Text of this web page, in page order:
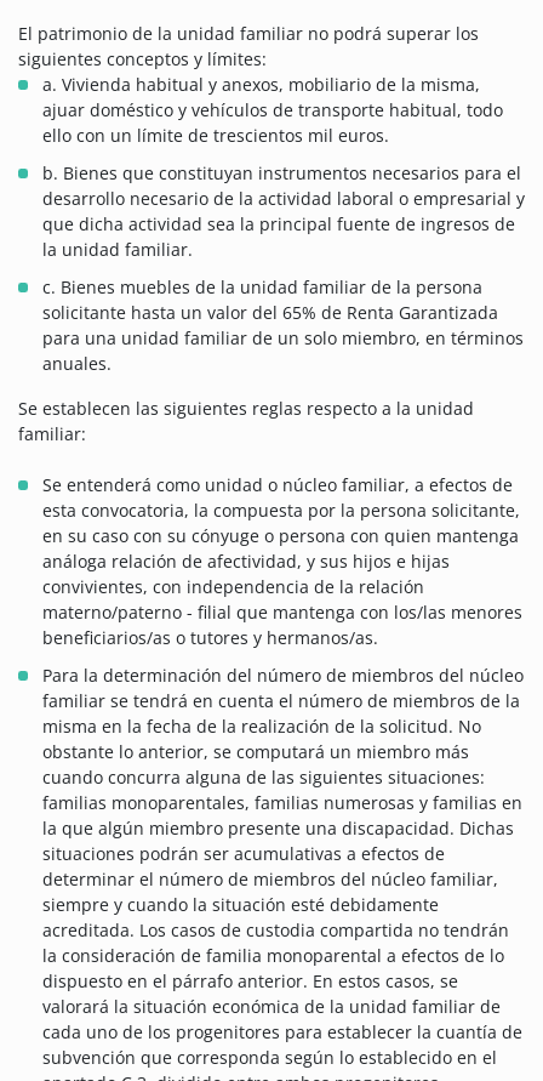
El patrimonio de la unidad familiar no podrá superar los
siguientes conceptos y límites:
a. Vivienda habitual y anexos, mobiliario de la misma,
ajuar doméstico y vehículos de transporte habitual, todo
ello con un límite de trescientos mil euros.
b. Bienes que constituyan instrumentos necesarios para el
desarrollo necesario de la actividad laboral o empresarial y
que dicha actividad sea la principal fuente de ingresos de
la unidad familiar.
c. Bienes muebles de la unidad familiar de la persona
solicitante hasta un valor del 65% de Renta Garantizada
para una unidad familiar de un solo miembro, en términos
anuales.
Se establecen las siguientes reglas respecto a la unidad
familiar:
Se entenderá como unidad o núcleo familiar, a efectos de
esta convocatoria, la compuesta por la persona solicitante,
en su caso con su cónyuge o persona con quien mantenga
análoga relación de afectividad, y sus hijos e hijas
convivientes, con independencia de la relación
materno/paterno - filial que mantenga con los/las menores
beneficiarios/as o tutores y hermanos/as.
Para la determinación del número de miembros del núcleo
familiar se tendrá en cuenta el número de miembros de la
misma en la fecha de la realización de la solicitud. No
obstante lo anterior, se computará un miembro más
cuando concurra alguna de las siguientes situaciones:
familias monoparentales, familias numerosas y familias en
la que algún miembro presente una discapacidad. Dichas
situaciones podrán ser acumulativas a efectos de
determinar el número de miembros del núcleo familiar,
siempre y cuando la situación esté debidamente
acreditada. Los casos de custodia compartida no tendrán
la consideración de familia monoparental a efectos de lo
dispuesto en el párrafo anterior. En estos casos, se
valorará la situación económica de la unidad familiar de
cada uno de los progenitores para establecer la cuantía de
subvención que corresponda según lo establecido en el